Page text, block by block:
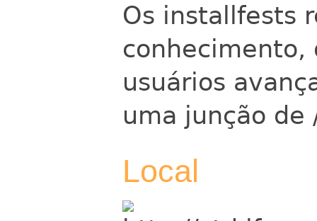
Os installfests
conhecimento,
usuários
uma junção
Local